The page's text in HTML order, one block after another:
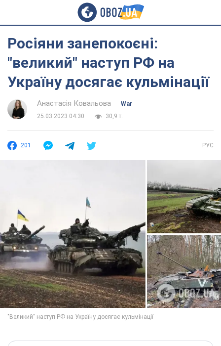
Росіяни занепокоєні:
"великий" наступ РФ на
Україну досягає кульмінації
Анастасія Ковальова
War
25.03.2023 04:30
30,9 т.
201 РУС